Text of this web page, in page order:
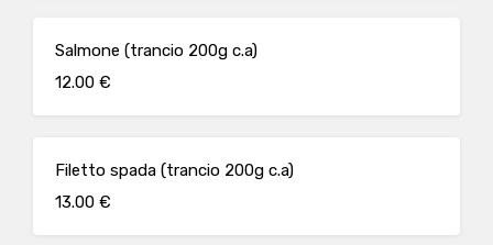
Salmone (trancio 200g c.a)
12.00 €
Filetto spada (trancio 200g c.a)
13.00 €